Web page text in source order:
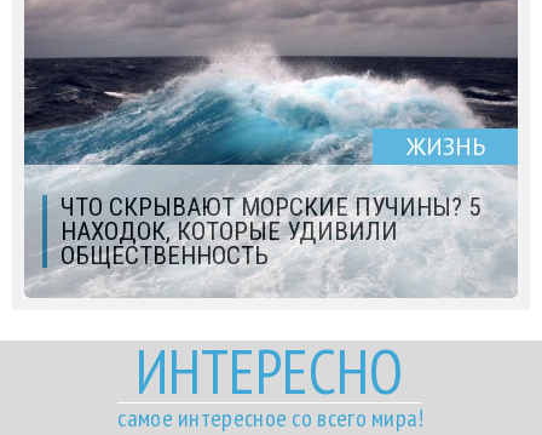
ЖИЗНЬ
ЧТО СКРЫВАЮТ МОРСКИЕ ПУЧИНЫ? 5
НАХОДОК, КОТОРЫЕ УДИВИЛИ
ОБЩЕСТВЕННОСТЬ
ИНТЕРЕСНО
самое интересное со всего мира!